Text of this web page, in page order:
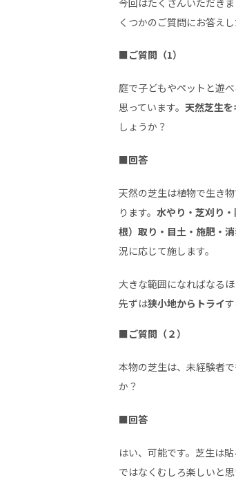
くつかのご質問にお答えし
■ご質問（1）
庭で子どもやペットと遊
思っています。 天然芝生
しょうか？
■回答
天然の芝生は植物で生き
ります。 水やり・芝刈り
根）取り・目土・施肥・
況に応じて施します。
大きな範囲になればなる
先ずは狭小地からトライ
■ご質問（２）
本物の芝生は、未経験者
か？
■回答
はい、可能です。芝生は
ではなくむしろ楽しいと